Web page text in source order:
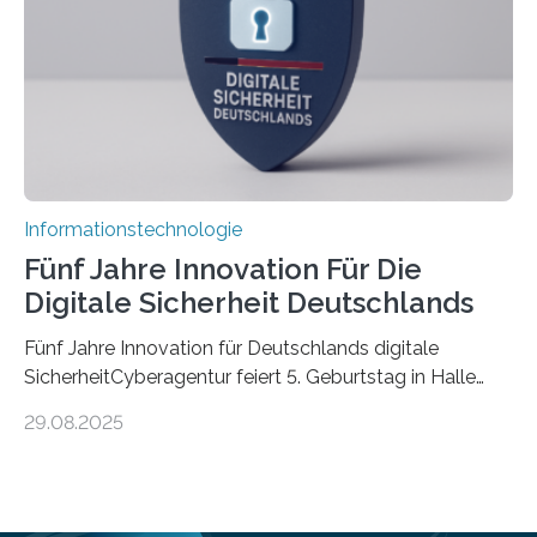
die mittels Sensoren ihre Umgebung erfassen,
Informationen verarbeiten und häufig auch mit…
Informationstechnologie
Fünf Jahre Innovation Für Die
Digitale Sicherheit Deutschlands
Fünf Jahre Innovation für Deutschlands digitale
SicherheitCyberagentur feiert 5. Geburtstag in Halle
ErfolgeDie Agentur für Innovation in der
29.08.2025